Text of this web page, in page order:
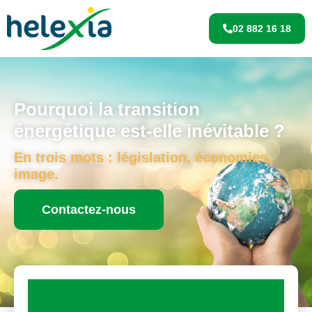
02 882 16 18
Pourquoi la transition
énergétique est-elle inévitable ?
En trois mots : législation, économies,
image.
Contactez-nous